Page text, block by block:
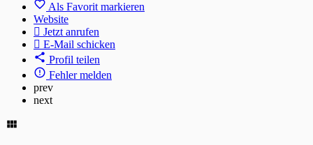
Als Favorit markieren
Website
Jetzt anrufen
E-Mail schicken
Profil teilen
Fehler melden
prev
next